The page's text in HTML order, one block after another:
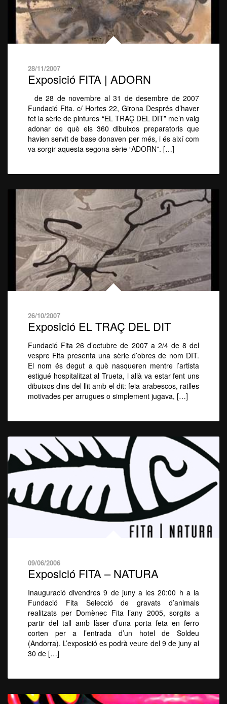
28/11/2007
Exposició FITA | ADORN
de 28 de novembre al 31 de desembre de 2007
Fundació Fita. c/ Hortes 22, Girona Després d’haver
fet la sèrie de pintures “EL TRAÇ DEL DIT” me’n vaig
adonar de què els 360 dibuixos preparatoris que
havien servit de base donaven per més, i és així com
va sorgir aquesta segona sèrie “ADORN”. […]
26/10/2007
Exposició EL TRAÇ DEL DIT
Fundació Fita 26 d’octubre de 2007 a 2/4 de 8 del
vespre Fita presenta una sèrie d’obres de nom DIT.
El nom és degut a què nasqueren mentre l’artista
estigué hospitalitzat al Trueta, i allà va estar fent uns
dibuixos dins del llit amb el dit: feia arabescos, ratlles
motivades per arrugues o simplement jugava, […]
09/06/2006
Exposició FITA – NATURA
Inauguració divendres 9 de juny a les 20:00 h a la
Fundació Fita Selecció de gravats d’animals
realitzats per Domènec Fita l’any 2005, sorgits a
partir del tall amb làser d’una porta feta en ferro
corten per a l’entrada d’un hotel de Soldeu
(Andorra). L’exposició es podrà veure del 9 de juny al
30 de […]